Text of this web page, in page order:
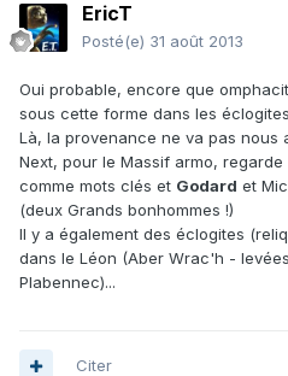
EricT
Posté(e) 31 août 2013
Oui probable, encore que
sous cette forme dans les
Là, la provenance ne va pas nous
Next, pour le Massif armo,
comme mots clés et Godard et
(deux Grands bonhommes !)
Il y a également des éclogites
dans le Léon (Aber Wrac'h -
Plabennec)...
Citer